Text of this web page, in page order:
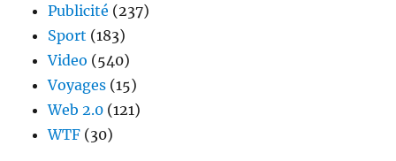
Publicité (237)
Sport (183)
Video (540)
Voyages (15)
Web 2.0 (121)
WTF (30)